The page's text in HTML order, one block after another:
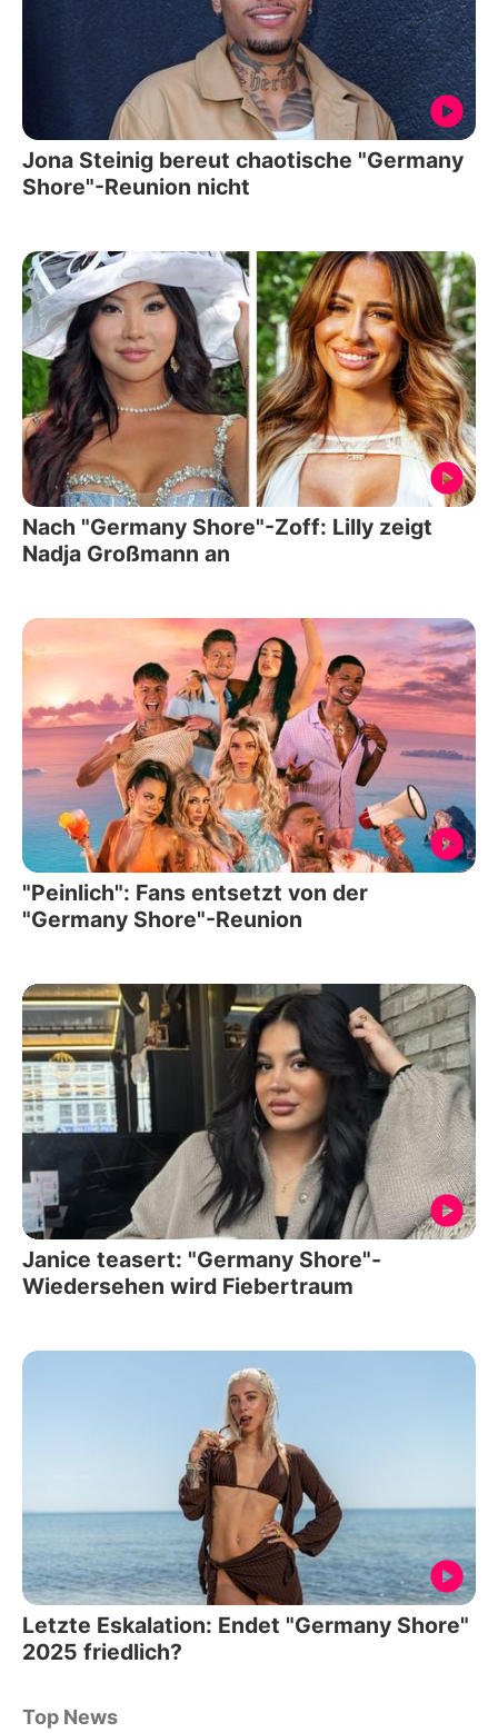
Jona Steinig bereut chaotische "Germany
Shore"-Reunion nicht
Nach "Germany Shore"-Zoff: Lilly zeigt
Nadja Großmann an
"Peinlich": Fans entsetzt von der
"Germany Shore"-Reunion
Janice teasert: "Germany Shore"-
Wiedersehen wird Fiebertraum
Letzte Eskalation: Endet "Germany Shore"
2025 friedlich?
Top News